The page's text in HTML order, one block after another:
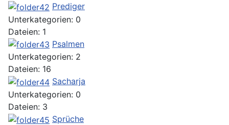
Prediger
Unterkategorien: 0
Dateien: 1
Psalmen
Unterkategorien: 2
Dateien: 16
Sacharja
Unterkategorien: 0
Dateien: 3
Sprüche